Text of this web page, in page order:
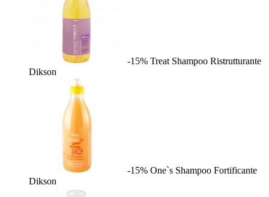
-15% Treat Shampoo Ristrutturante
Dikson
-15% One`s Shampoo Fortificante
Dikson